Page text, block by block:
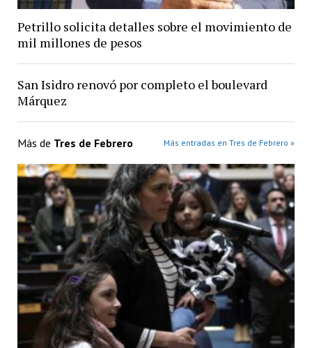
Petrillo solicita detalles sobre el movimiento de
mil millones de pesos
San Isidro renovó por completo el boulevard
Márquez
Más de Tres de Febrero Más entradas en Tres de Febrero »